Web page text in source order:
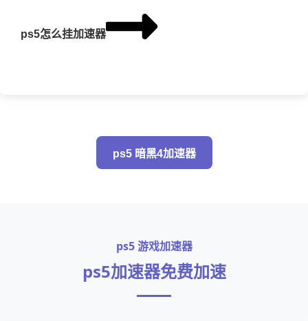
ps5怎么挂加速器
ps5 暗黑4加速器
ps5 游戏加速器
ps5加速器免费加速